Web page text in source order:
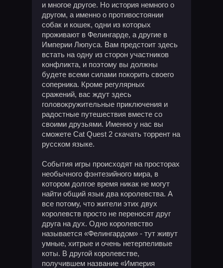
и многое другое. Но история немного о
другом, а именно о противостоянии
собак и кошек, одни из которых
проживают в Фелингарде, а другие в
Империи Люпуса. Вам предстоит здесь
встать на одну из сторон участников
конфликта, и поэтому вы должны
будете всеми силами покорить своего
соперника. Кроме регулярных
сражений, вас ждут здесь
головокружительные приключения и
радостные путешествия вместе со
своими друзьями. Именно у нас вы
сможете Cat Quest 2 скачать торрент на
русском языке.
События игры происходят на просторах
необычного фэнтезийного мира, в
котором долгое время никак не могут
найти общий язык два королевства. А
все потому, что жители этих двух
королевств просто не переносят друг
друга на дух. Одно королевство
называется «Фелингардом» - тут живут
умные, хитрые и очень нетерпеливые
коты. В другой королевстве,
получившем название «Империя